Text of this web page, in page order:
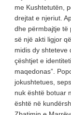
me Kushtetutën,
drejtat e njeriut.
dhe përmbajtje të
së një akti ligjor
midis dy shteteve
çështjet e
maqedonas”.
jokushtetues,
nuk është botuar
është në